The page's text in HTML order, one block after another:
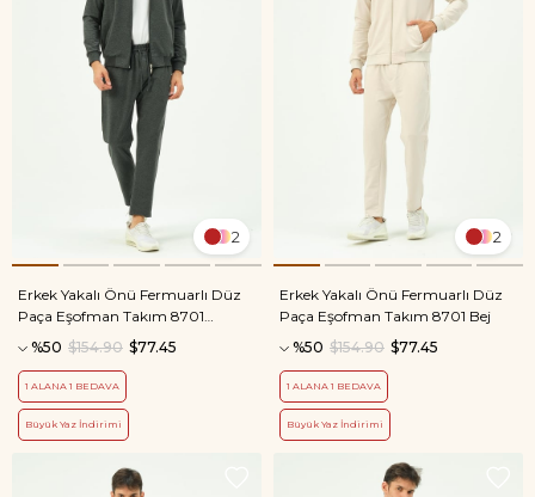
2
Erkek Yakalı Önü Fermuarlı Düz
Paça Eşofman Takım 8701
Antrasit
%50 $77.45
$154.90
1 ALANA 1 BEDAVA
Büyük Yaz İndirimi
2
Erkek Yakalı Önü Fermuarlı Düz
Paça Eşofman Takım 8701 Bej
%50
$77.45
$154.90
1 ALANA 1 BEDAVA
Büyük Yaz İndirimi